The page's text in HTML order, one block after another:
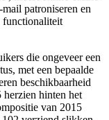
patroniseren en
functionaliteit
die ongeveer een
met een bepaalde
beschikbaarheid
hinten het
van 2015